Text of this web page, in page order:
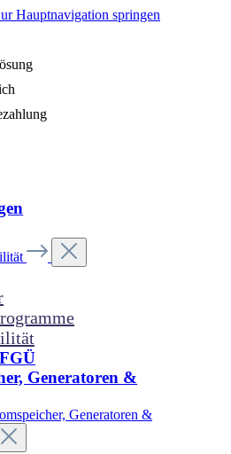
Hauptnavigation springen
Generatoren &
Generatoren &